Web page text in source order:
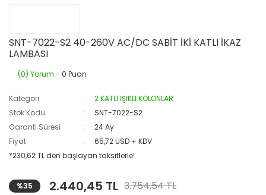
SNT-7022-S2 40-260V AC/DC SABİT İKİ KATLI İKAZ
LAMBASI
(0) Yorum - 0 Puan
Kategori
2 KATLI IŞIKLI KOLONLAR
Stok Kodu
SNT-7022-S2
Garanti Süresi
24 Ay
Fiyat
65,72 USD + KDV
*230,62 TL den başlayan taksitlerle!
%35 2.440,45 TL 3.754,54 TL